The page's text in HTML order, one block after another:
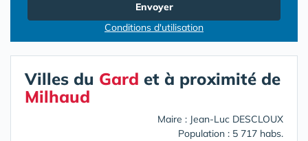
Envoyer
Conditions d'utilisation
Villes du Gard et à proximité de
Milhaud
Maire : Jean-Luc DESCLOUX
Population : 5 717 habs.